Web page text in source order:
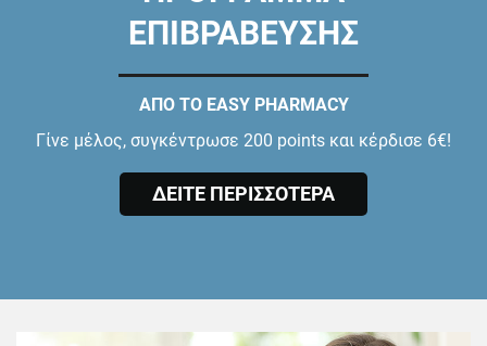
ΕΠΙΒΡΑΒΕΥΣΗΣ
ΑΠΟ ΤΟ EASY PHARMACY
Γίνε μέλος, συγκέντρωσε 200 points και κέρδισε 6€!
ΔΕΙΤΕ ΠΕΡΙΣΣΟΤΕΡΑ